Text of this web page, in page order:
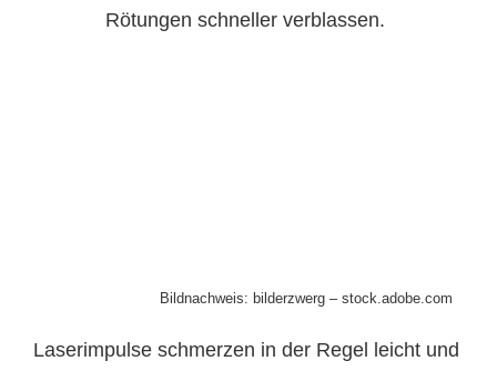
Rötungen schneller verblassen.
Bildnachweis: bilderzwerg – stock.adobe.com
Laserimpulse schmerzen in der Regel leicht und